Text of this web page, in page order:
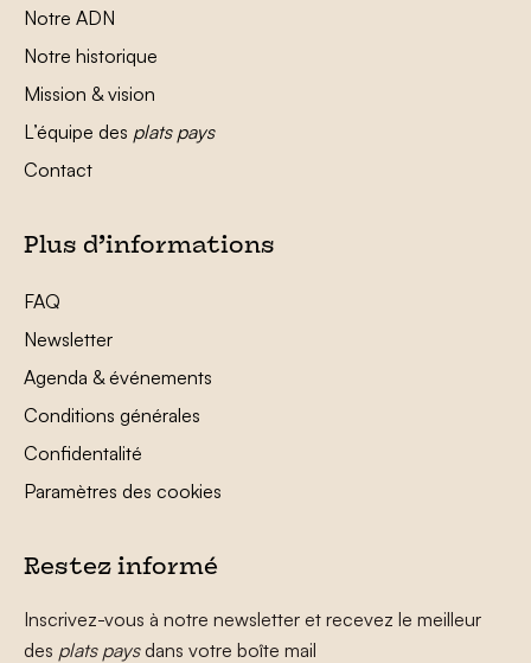
Notre ADN
Notre historique
Mission & vision
L’équipe des plats pays
Contact
Plus d’informations
FAQ
Newsletter
Agenda & événements
Conditions générales
Confidentalité
Paramètres des cookies
Restez informé
Inscrivez-vous à notre newsletter et recevez le meilleur
des plats paysdans votre boîte mail